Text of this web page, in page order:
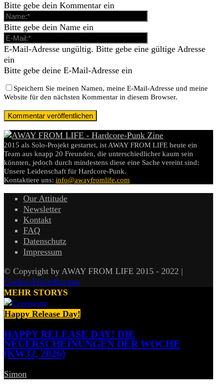
Bitte gebe dein Kommentar ein
Bitte gebe dein Name ein
E-Mail-Adresse ungültig. Bitte gebe eine gültige Adresse
ein
Bitte gebe deine E-Mail-Adresse ein
Speichern Sie meinen Namen, meine E-Mail-Adresse und meine
Website für den nächsten Kommentar in diesem Browser.
2015 als Solo-Projekt gestartet, ist AWAY FROM LIFE heute ein
Team aus knapp 20 Freunden, die unterschiedlicher kaum sein
könnten, jedoch durch mindestens diese eine Sache vereint sind:
Unsere Leidenschaft für Hardcore-Punk.
Kontaktiere uns: info@awayfromlife.com
Our Attitude
Newsletter
Kontakt
FAQ
Datenschutz
Impressum
© Copyright by AWAY FROM LIFE 2015 - 2022 |
Cookie-Einstellungen
MEHR STORYS
Happy Release Day!
HAPPY RELEASE DAY! DIE
NEUERSCHEINUNGEN DER WOCHE
(KW32, 2026)
Simon